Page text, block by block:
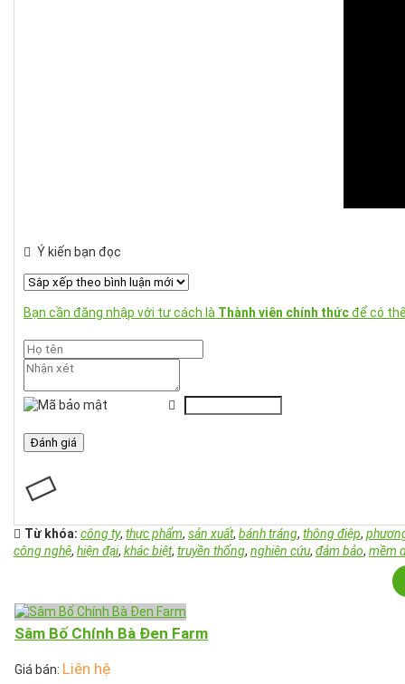
Ý kiến bạn đọc
Bạn cần đăng nhập với tư cách là Thành viên chính thứcđể có
Từ khóa: công ty, thực phẩm, sản xuất, bánh tráng, thông điệp,
công nghệ, hiện đại, khác biệt, truyền thống, nghiên cứu, đảm bảo, mềm
Sâm Bố Chính Bà Đen Farm
Giá bán: Liên hệ